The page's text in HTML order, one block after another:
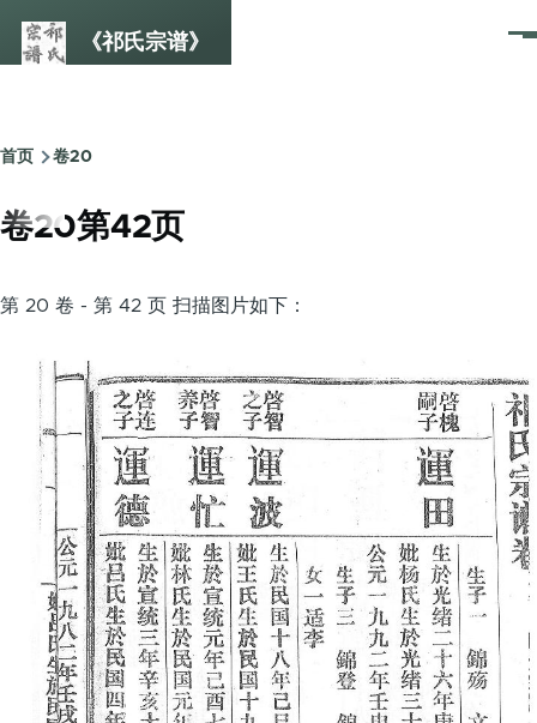
《祁氏宗谱》
菜
面
包
屑
首页 卷20
卷20第42页
第 20 卷 - 第 42 页 扫描图片如下：